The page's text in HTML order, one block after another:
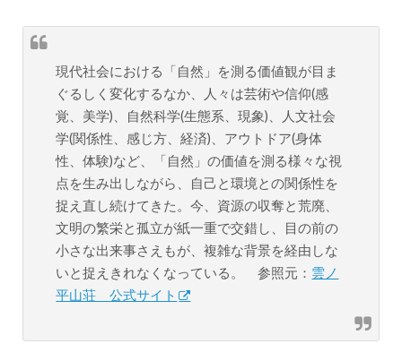
現代社会における「自然」を測る価値観が目ま
ぐるしく変化するなか、人々は芸術や信仰(感
覚、美学)、自然科学(生態系、現象)、人文社会
学(関係性、感じ方、経済)、アウトドア(身体
性、体験)など、「自然」の価値を測る様々な視
点を生み出しながら、自己と環境との関係性を
捉え直し続けてきた。今、資源の収奪と荒廃、
文明の繁栄と孤立が紙一重で交錯し、目の前の
小さな出来事さえもが、複雑な背景を経由しな
いと捉えきれなくなっている。 参照元： 雲ノ
平山荘 公式サイト